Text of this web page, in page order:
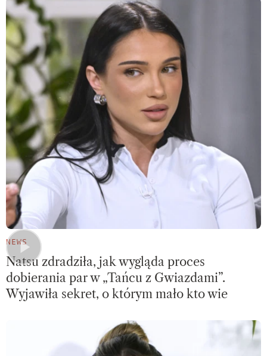
NEWS
Natsu zdradziła, jak wygląda proces
dobierania par w „Tańcu z Gwiazdami”.
Wyjawiła sekret, o którym mało kto wie